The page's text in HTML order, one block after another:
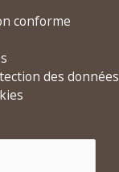
conforme
des données